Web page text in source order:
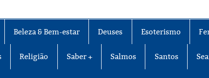
Beleza & Bem-estar Deuses Esoterismo
Religião Saber + Salmos Santos